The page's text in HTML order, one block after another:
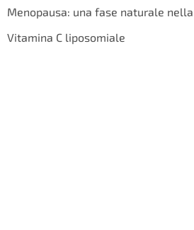
Menopausa: una fase naturale
Vitamina C liposomiale